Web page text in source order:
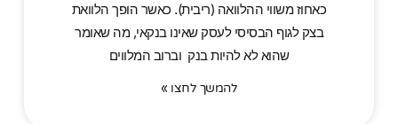
כאחוז משווי ההלוואה (ריבית). כאשר הופך הלוואת
בצק לגוף הבסיסי לעסק שאינו בנקאי, מה שאומר
שהוא לא להיות בנק וברוב המלווים
להמשך לחצו »